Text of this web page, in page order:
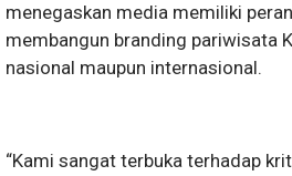
menegaskan media memiliki
membangun branding pariwisata
nasional maupun internasional.
“Kami sangat terbuka terhadap